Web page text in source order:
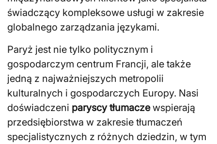
świadczący kompleksowe usługi w zakresie
globalnego zarządzania językami.
Paryż jest nie tylko politycznym i
gospodarczym centrum Francji, ale także
jedną z najważniejszych metropolii
kulturalnych i gospodarczych Europy. Nasi
doświadczeni paryscy tłumaczewspierają
przedsiębiorstwa w zakresie tłumaczeń
specjalistycznych z różnych dziedzin, w tym